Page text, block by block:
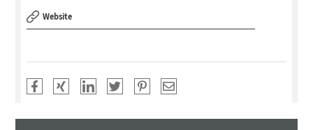
Website